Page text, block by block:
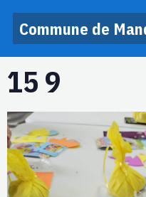
Commune de
15 9